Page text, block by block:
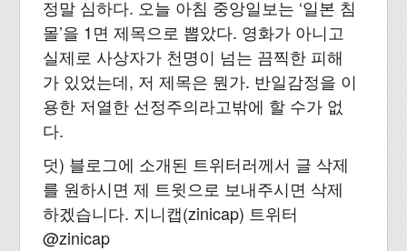
정말 심하다. 오늘 아침 중앙일보는 ‘일본 침
몰’을 1면 제목으로 뽑았다. 영화가 아니고
실제로 사상자가 천명이 넘는 끔찍한 피해
가 있었는데, 저 제목은 뭔가. 반일감정을 이
용한 저열한 선정주의라고밖에 할 수가 없
다.
덧) 블로그에 소개된 트위터러께서 글 삭제
를 원하시면 제 트윗으로 보내주시면 삭제
하겠습니다. 지니캡(zinicap) 트위터
@zinicap